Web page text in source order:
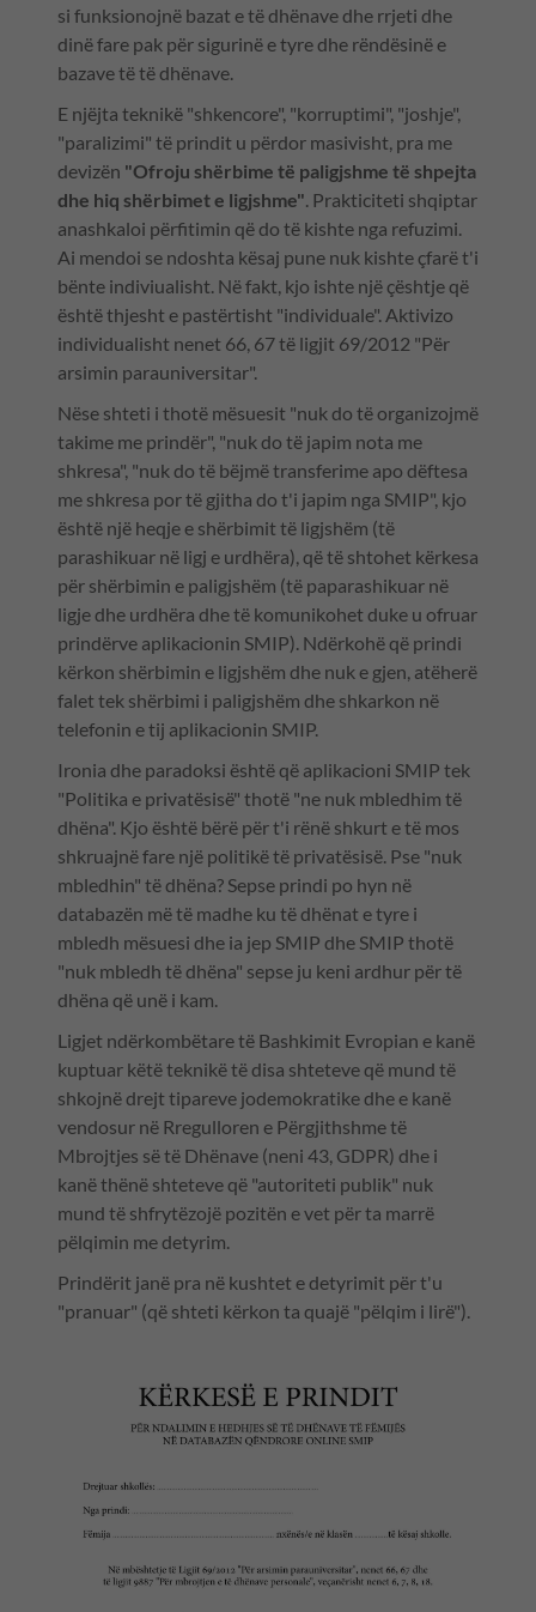
si funksionojnë bazat e të dhënave dhe rrjeti dhe
dinë fare pak për sigurinë e tyre dhe rëndësinë e
bazave të të dhënave.
E njëjta teknikë "shkencore", "korruptimi", "joshje",
"paralizimi" të prindit u përdor masivisht, pra me
devizën "Ofroju shërbime të paligjshme të shpejta
dhe hiq shërbimet e ligjshme" . Prakticiteti shqiptar
anashkaloi përfitimin që do të kishte nga refuzimi.
Ai mendoi se ndoshta kësaj pune nuk kishte çfarë t'i
bënte indiviualisht. Në fakt, kjo ishte një çështje që
është thjesht e pastërtisht "individuale". Aktivizo
individualisht nenet 66, 67 të ligjit 69/2012 "Për
arsimin parauniversitar".
Nëse shteti i thotë mësuesit "nuk do të organizojmë
takime me prindër", "nuk do të japim nota me
shkresa", "nuk do të bëjmë transferime apo dëftesa
me shkresa por të gjitha do t'i japim nga SMIP", kjo
është një heqje e shërbimit të ligjshëm (të
parashikuar në ligj e urdhëra), që të shtohet kërkesa
për shërbimin e paligjshëm (të paparashikuar në
ligje dhe urdhëra dhe të komunikohet duke u ofruar
prindërve aplikacionin SMIP). Ndërkohë që prindi
kërkon shërbimin e ligjshëm dhe nuk e gjen, atëherë
falet tek shërbimi i paligjshëm dhe shkarkon në
telefonin e tij aplikacionin SMIP.
Ironia dhe paradoksi është që aplikacioni SMIP tek
"Politika e privatësisë" thotë "ne nuk mbledhim të
dhëna". Kjo është bërë për t'i rënë shkurt e të mos
shkruajnë fare një politikë të privatësisë. Pse "nuk
mbledhin" të dhëna? Sepse prindi po hyn në
databazën më të madhe ku të dhënat e tyre i
mbledh mësuesi dhe ia jep SMIP dhe SMIP thotë
"nuk mbledh të dhëna" sepse ju keni ardhur për të
dhëna që unë i kam.
Ligjet ndërkombëtare të Bashkimit Evropian e kanë
kuptuar këtë teknikë të disa shteteve që mund të
shkojnë drejt tipareve jodemokratike dhe e kanë
vendosur në Rregulloren e Përgjithshme të
Mbrojtjes së të Dhënave (neni 43, GDPR) dhe i
kanë thënë shteteve që "autoriteti publik" nuk
mund të shfrytëzojë pozitën e vet për ta marrë
pëlqimin me detyrim.
Prindërit janë pra në kushtet e detyrimit për t'u
"pranuar" (që shteti kërkon ta quajë "pëlqim i lirë").